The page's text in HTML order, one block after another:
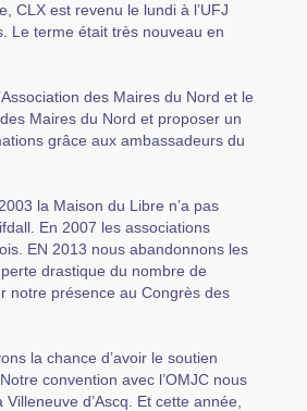
CLX est revenu le lundi à l’UFJ
Le terme était très nouveau en
des Maires du Nord et le
Maires du Nord et proposer un
grâce aux ambassadeurs du
la Maison du Libre n’a pas
En 2007 les associations
EN 2013 nous abandonnons les
drastique du nombre de
notre présence au Congrès des
la chance d’avoir le soutien
convention avec l’OMJC nous
d’Ascq. Et cette année,